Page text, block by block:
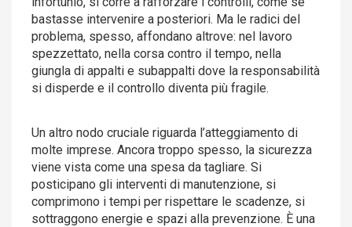
bastasse intervenire a posteriori. Ma le radici del
problema, spesso, affondano altrove: nel lavoro
spezzettato, nella corsa contro il tempo, nella
giungla di appalti e subappalti dove la responsabilità
si disperde e il controllo diventa più fragile.
Un altro nodo cruciale riguarda l’atteggiamento di
molte imprese. Ancora troppo spesso, la sicurezza
viene vista come una spesa da tagliare. Si
posticipano gli interventi di manutenzione, si
comprimono i tempi per rispettare le scadenze, si
sottraggono energie e spazi alla prevenzione. È una